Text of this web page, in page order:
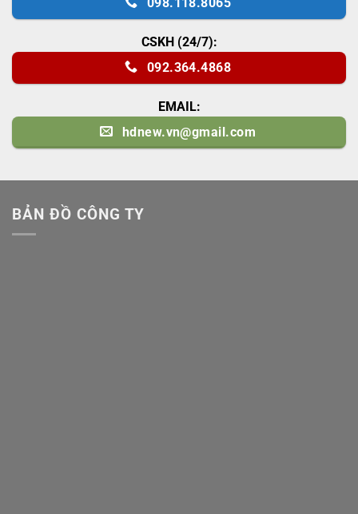
CSKH (24/7):
092.364.4868
EMAIL:
hdnew.vn@gmail.com
BẢN ĐỒ CÔNG TY